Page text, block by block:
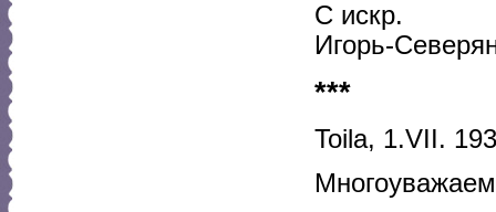
С искр.
Игорь-
***
Toila, 1.VII.